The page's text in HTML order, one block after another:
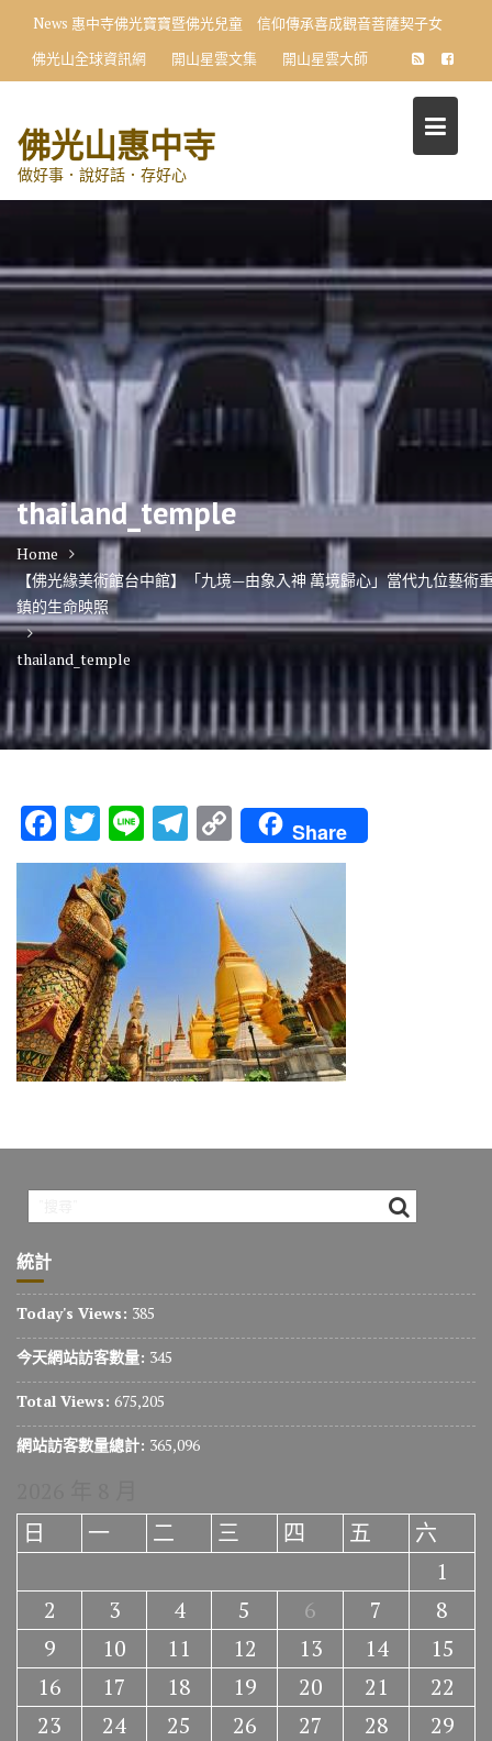
content
News 惠中寺佛光寶寶暨佛光兒童 信仰傳承喜成觀音菩薩契子女
佛光山全球資訊網
開山星雲文集 開山星雲大師
佛光山惠中寺
做好事．說好話．存好心
thailand_temple
Home
【佛光緣美術館台中館】「九境—由象入神 萬境歸心」當代九位藝術
鎮的生命映照
thailand_temple
F
ac
e
b
o
o
k
T
w
it
te
r
Li
n
T
el
e
gr
m
C
o
p
y
Li
n
k
Share
統計
Today's Views: 385
今天網站訪客數量: 345
Total Views: 675,205
網站訪客數量總計: 365,096
日
一 二 三 四 五
六
1
2
3 4 5 6 7
8
9
10 11 12 13 14
15
16
17 18 19 20 21
22
23
24 25 26 27 28
29